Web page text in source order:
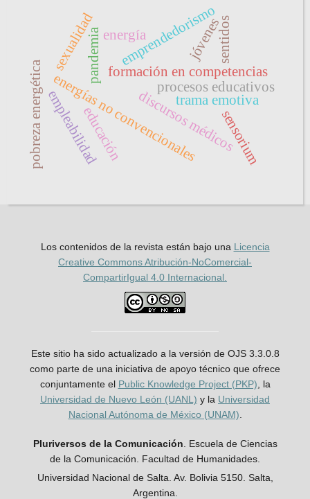
pandemia
discursos médicos
procesos educativos
trama emotiva
energías no convencionales
formación en competencias
empleabilidad
emprendedorismo
pobreza energética
sentidos
energía
sexualidad
educación
jóvenes
sensorium
Los contenidos de la revista están bajo una Licencia
Creative Commons Atribución-NoComercial-
CompartirIgual 4.0 Internacional.
Este sitio ha sido actualizado a la versión de OJS 3.3.0.8
como parte de una iniciativa de apoyo técnico que ofrece
conjuntamente el Public Knowledge Project (PKP), la
Universidad de Nuevo León (UANL) y la Universidad
Nacional Autónoma de México (UNAM).
Pluriversos de la Comunicación. Escuela de Ciencias
de la Comunicación. Facultad de Humanidades.
Universidad Nacional de Salta. Av. Bolivia 5150. Salta,
Argentina.